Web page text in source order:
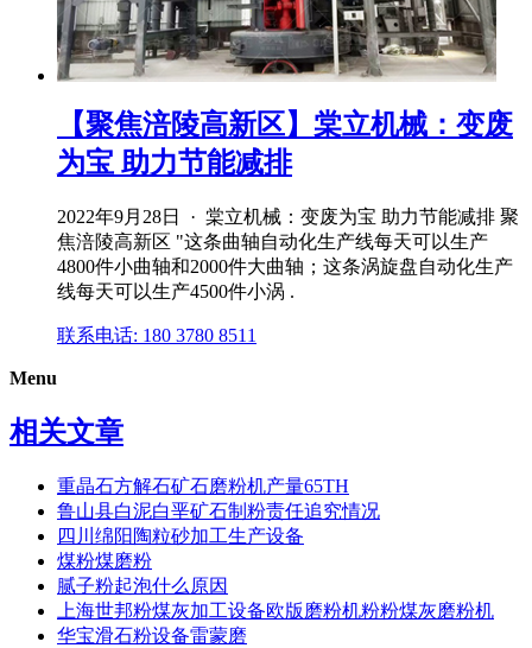
【聚焦涪陵高新区】棠立机械：变废
为宝 助力节能减排
2022年9月28日 · 棠立机械：变废为宝 助力节能减排 聚
焦涪陵高新区 "这条曲轴自动化生产线每天可以生产
4800件小曲轴和2000件大曲轴；这条涡旋盘自动化生产
线每天可以生产4500件小涡 .
联系电话: 180 3780 8511
Menu
相关文章
重晶石方解石矿石磨粉机产量65TH
鲁山县白泥白垩矿石制粉责任追究情况
四川绵阳陶粒砂加工生产设备
煤粉煤磨粉
腻子粉起泡什么原因
上海世邦粉煤灰加工设备欧版磨粉机粉粉煤灰磨粉机
华宝滑石粉设备雷蒙磨